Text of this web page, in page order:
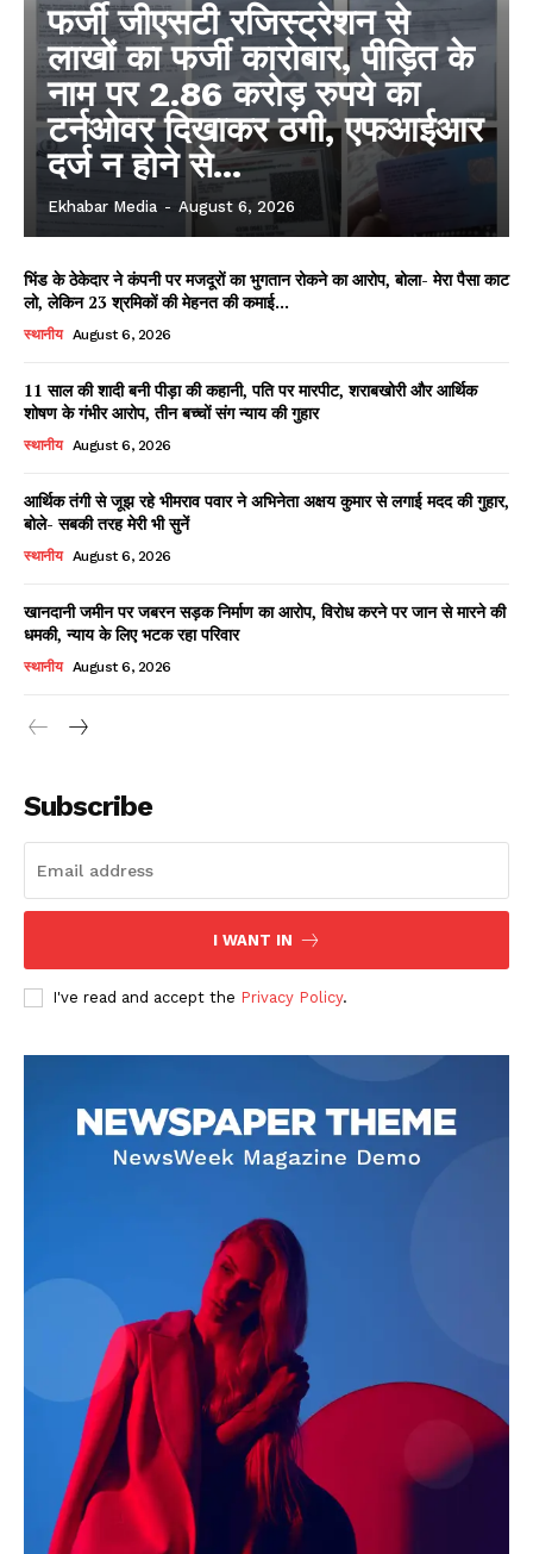
Contact us
Subscription Plans
My account
फर्जी जीएसटी रजिस्ट्रेशन से
लाखों का फर्जी कारोबार, पीड़ित के
नाम पर 2.86 करोड़ रुपये का
टर्नओवर दिखाकर ठगी, एफआईआर
दर्ज न होने से...
Ekhabar Media - August 6, 2026
भिंड के ठेकेदार ने कंपनी पर मजदूरों का भुगतान रोकने का आरोप, बोला- मेरा पैसा काट
लो, लेकिन 23 श्रमिकों की मेहनत की कमाई...
स्थानीय August 6, 2026
11 साल की शादी बनी पीड़ा की कहानी, पति पर मारपीट, शराबखोरी और आर्थिक
शोषण के गंभीर आरोप, तीन बच्चों संग न्याय की गुहार
स्थानीय August 6, 2026
आर्थिक तंगी से जूझ रहे भीमराव पवार ने अभिनेता अक्षय कुमार से लगाई मदद की गुहार,
बोले- सबकी तरह मेरी भी सुनें
स्थानीय August 6, 2026
खानदानी जमीन पर जबरन सड़क निर्माण का आरोप, विरोध करने पर जान से मारने की
धमकी, न्याय के लिए भटक रहा परिवार
स्थानीय August 6, 2026
Subscribe
I WANT IN
I've read and accept the Privacy Policy.